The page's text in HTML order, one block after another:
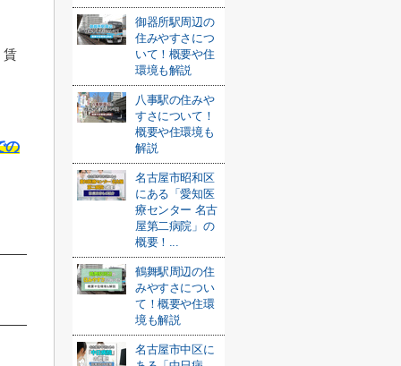
賃
の
御器所駅周辺の
住みやすさにつ
いて！概要や住
環境も解説
八事駅の住みや
すさについて！
概要や住環境も
解説
名古屋市昭和区
にある「愛知医
療センター 名古
屋第二病院」の
概要！...
鶴舞駅周辺の住
みやすさについ
て！概要や住環
境も解説
名古屋市中区に